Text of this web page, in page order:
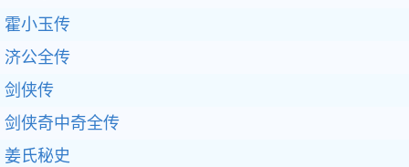
霍小玉传
济公全传
剑侠传
剑侠奇中奇全传
姜氏秘史